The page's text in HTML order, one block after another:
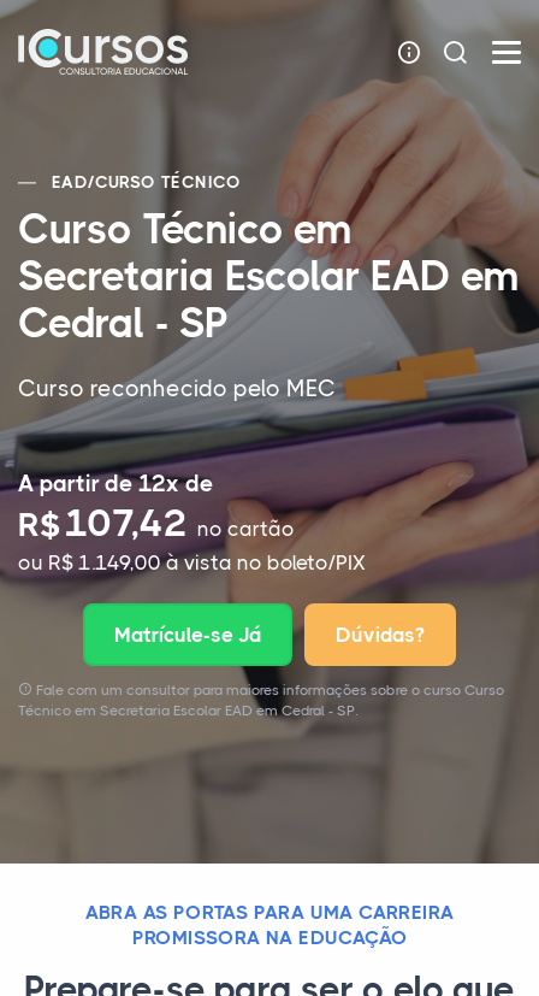
EAD/CURSO TÉCNICO
Curso Técnico em
Secretaria Escolar EAD em
Cedral - SP
Curso reconhecido pelo MEC
A partir de 12x de
R$107,42 no cartão
ou R$ 1.149,00 à vista no boleto/PIX
Matrícule-se Já Dúvidas?
Fale com um consultor para maiores informações sobre o curso Curso
Técnico em Secretaria Escolar EAD em Cedral - SP.
ABRA AS PORTAS PARA UMA CARREIRA
PROMISSORA NA EDUCAÇÃO